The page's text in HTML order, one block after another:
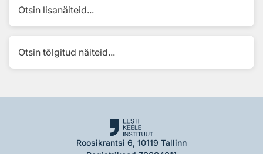
Otsin lisanäiteid...
Otsin tõlgitud näiteid...
Roosikrantsi 6, 10119 Tallinn